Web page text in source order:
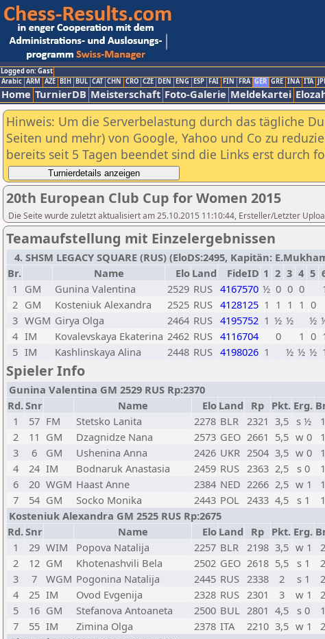
Logged on: Gast
Arabic ARM AZE BIH BUL CAT CHN CRO CZE DEN ENG ESP FAI FIN FRA GER GRE INA ITA
Home TurnierDB Meisterschaft Foto-Galerie Meldekartei
Hinweis: Um die Serverbelastung durch das tägliche
Seiten und mehr) von Google, Yahoo und Co zu
bereits seit 5 Tagen beendet sind die Links erst durch
20th European Club Cup for Women 2015
Die Seite wurde zuletzt aktualisiert am 25.10.2015 11:10:44, Ersteller/Letzter
Teamaufstellung mit Einzelergebnissen
4. SHSM LEGACY SQUARE (RUS) (EloDS:2495, Kapitän:
Br.
Name Elo Land FideID 1 2 3 4 5
1
GM Gunina Valentina 2529 RUS 4167570 ½ 0 0 0
2 GM Kosteniuk Alexandra 2525 RUS 4128125 1 1 1 1 0
3 WGM Girya Olga 2464 RUS 4195752 1 ½ ½ ½
4 IM Kovalevskaya Ekaterina 2462 RUS 4116704 0 1 0
5 IM Kashlinskaya Alina 2448 RUS 4198026 1 ½ ½ ½
Spieler Info
Gunina Valentina GM 2529 RUS Rp:2370
Rd.Snr Name Elo Land Rp Pkt. Erg.
1
57 FM Stetsko Lanita 2278 BLR 2321 3,5 s ½
1
2
11 GM Dzagnidze Nana 2573 GEO 2661 5,5 w 0
1
3
6 GM Ushenina Anna 2426 UKR 2504 3,5 w 0
1
4
24 IM Bodnaruk Anastasia 2459 RUS 2363 2,5 s 0
1
6
20 WGM Haast Anne 2384 NED 2266 2,5 w 1
1
7
54 GM Socko Monika 2443 POL 2433 4,5 s 1
1
Kosteniuk Alexandra GM 2525 RUS Rp:2675
Rd.Snr Name Elo Land Rp Pkt. Erg.
1
29 WIM Popova Natalija 2257 BLR 2198 3,5 w 1
2
2
12 GM Khotenashvili Bela 2502 GEO 2618 5,5 s 1
2
3
7 WGM Pogonina Natalija 2445 RUS 2338 2 s 1
2
4
25 IM Ovod Evgenija 2328 RUS 2301 3 w 1
2
5
16 GM Stefanova Antoaneta 2500 BUL 2801 4,5 s 0
1
7
55 IM Zimina Olga 2378 ITA 2210 3,5 w 1
2